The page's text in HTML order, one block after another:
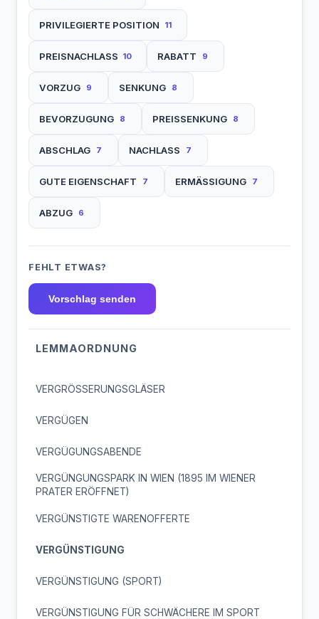
PRIVILEGIERTE POSITION 11
PREISNACHLASS 10 RABATT 9
VORZUG 9 SENKUNG 8
BEVORZUGUNG 8 PREISSENKUNG 8
ABSCHLAG 7 NACHLASS 7
GUTE EIGENSCHAFT 7 ERMÄSSIGUNG 7
ABZUG 6
FEHLT ETWAS?
Vorschlag senden
LEMMAORDNUNG
VERGRÖSSERUNGSGLÄSER
VERGÜGEN
VERGÜGUNGSABENDE
VERGÜNGUNGSPARK IN WIEN (1895 IM WIENER
PRATER ERÖFFNET)
VERGÜNSTIGTE WARENOFFERTE
VERGÜNSTIGUNG
VERGÜNSTIGUNG (SPORT)
VERGÜNSTIGUNG FÜR SCHWÄCHERE IM SPORT